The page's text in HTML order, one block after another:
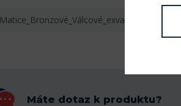
Matice_Bronzové_Válcové_exvalos.cz.pdf
Máte dotaz k produktu?